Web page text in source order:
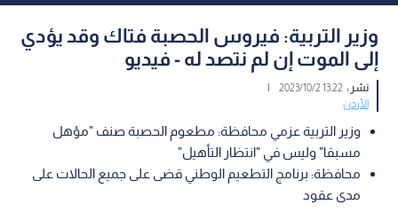
وزير التربية: فيروس الحصبة فتاك وقد يؤدي
إلى الموت إن لم نتصد له - فيديو
نشر :13:22 2023/10/2
|
الأردن
وزير التربية عزمي محافظة: مطعوم الحصبة صنف "مؤهل
مسبقا" وليس في "انتظار التأهيل"
محافظة: برنامج التطعيم الوطني قضى على جميع الحالات على
مدى عقود